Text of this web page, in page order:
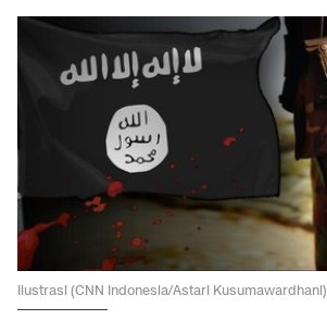
Ilustrasi (CNN Indonesia/Astari Kusumawardhani)